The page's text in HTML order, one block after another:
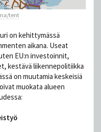
tent
on kehittymässä
aikana. Useat
EU:n investoinnit,
kestävä liikennepolitiikka
on muutamia keskeisiä
muokata alueen